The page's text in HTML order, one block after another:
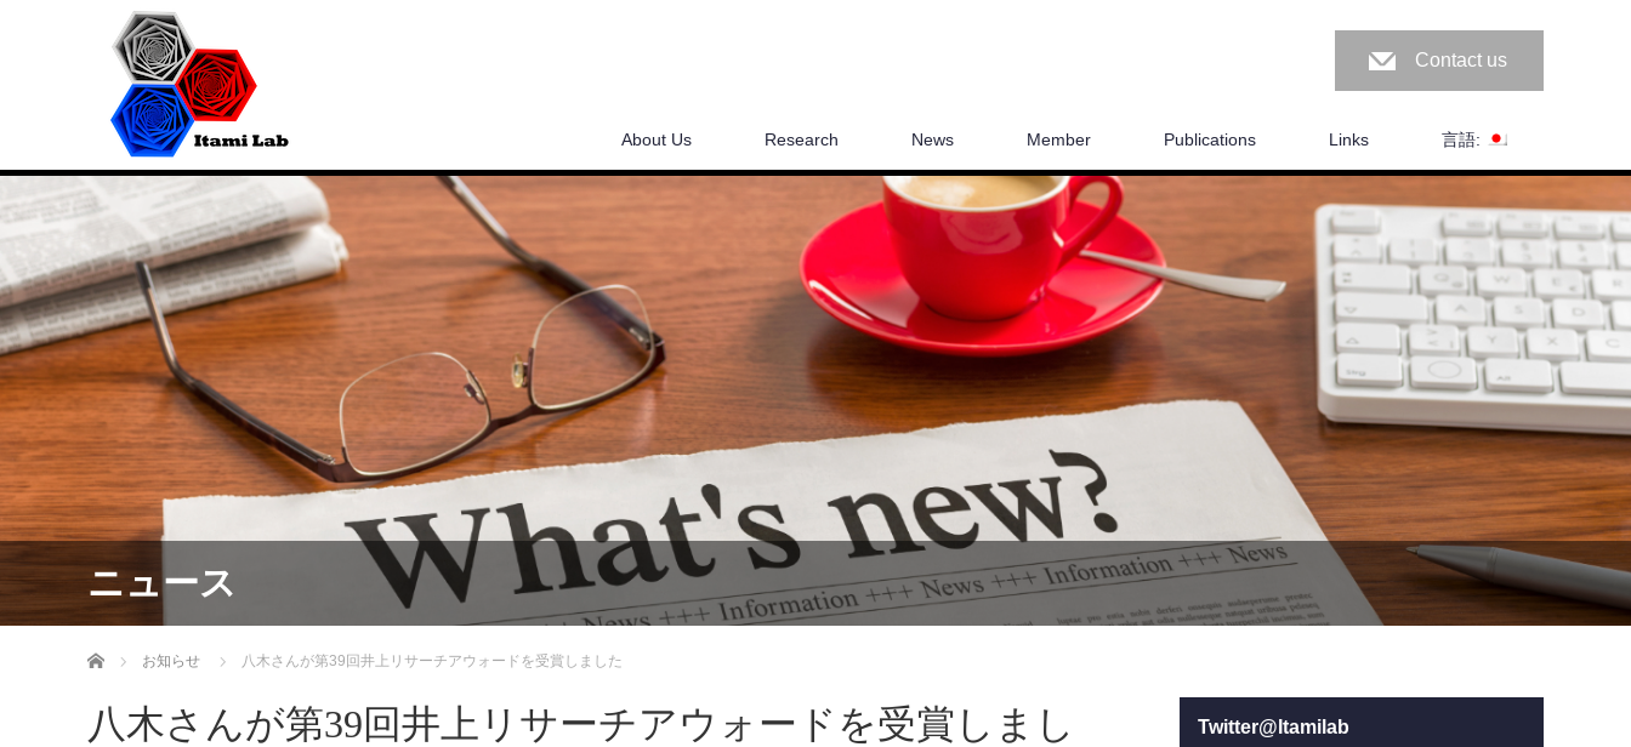
Contact us
About Us Research News Member Publications Links 言語:
ニュース
ホーム お知らせ 八木さんが第39回井上リサーチアウォードを受賞しました
八木さんが第39回井上リサーチアウォードを受賞しまし
Twitter@Itamilab